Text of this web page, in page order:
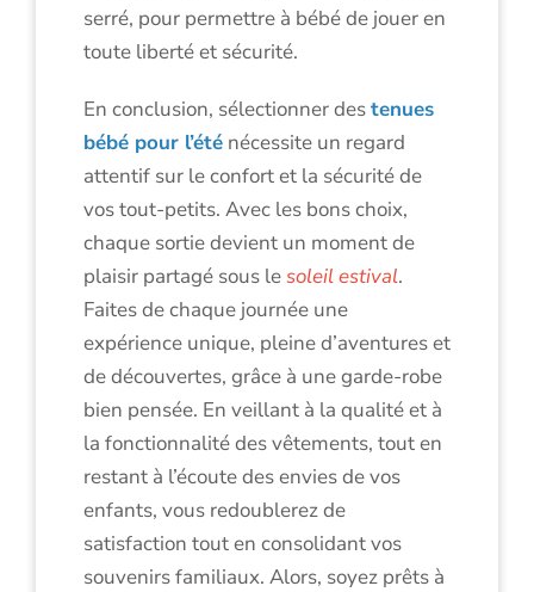
serré, pour permettre à bébé de jouer en
toute liberté et sécurité.
En conclusion, sélectionner destenues
bébé pour l’été nécessite un regard
attentif sur le confort et la sécurité de
vos tout-petits. Avec les bons choix,
chaque sortie devient un moment de
plaisir partagé sous lesoleil estival.
Faites de chaque journée une
expérience unique, pleine d’aventures et
de découvertes, grâce à une garde-robe
bien pensée. En veillant à la qualité et à
la fonctionnalité des vêtements, tout en
restant à l’écoute des envies de vos
enfants, vous redoublerez de
satisfaction tout en consolidant vos
souvenirs familiaux. Alors, soyez prêts à